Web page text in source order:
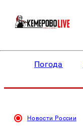
Погода
Новости России